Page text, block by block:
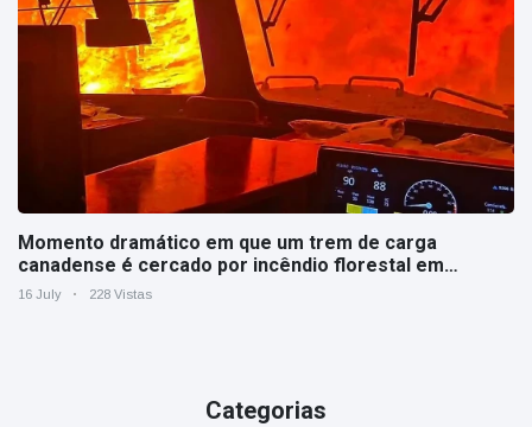
Momento dramático em que um trem de carga
canadense é cercado por incêndio florestal em
Ontário
16 July 228 Vistas
Categorias